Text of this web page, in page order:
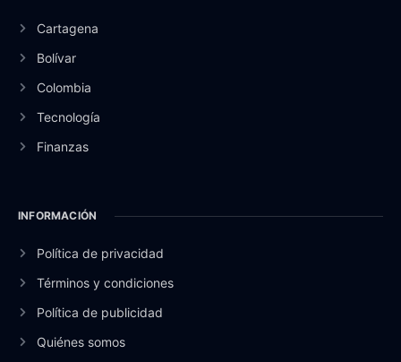
Cartagena
Bolívar
Colombia
Tecnología
Finanzas
INFORMACIÓN
Política de privacidad
Términos y condiciones
Política de publicidad
Quiénes somos